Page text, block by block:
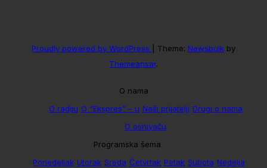
Proudly powered by WordPress Theme: Newsbulk by
Themeansar.
O nama
O radiju O “Ekspres” – u Naši prijatelji Drugi o nama
O osnivaču
Programska šema
Ponedeljak Utorak Sreda Četvrtak Petak Subota Nedelja